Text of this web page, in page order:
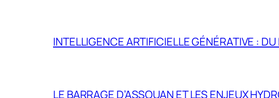
INTELLIGENCE ARTIFICIELLE GÉNÉRATIVE : DU
LE BARRAGE D’ASSOUAN ET LES ENJEUX